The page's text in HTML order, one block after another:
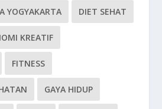
YOGYAKARTA DIET SEHAT
KREATIF
FITNESS
GAYA HIDUP